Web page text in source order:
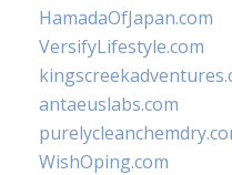
HamadaOfJapan.com
VersifyLifestyle.com
antaeuslabs.com
WishOping.com